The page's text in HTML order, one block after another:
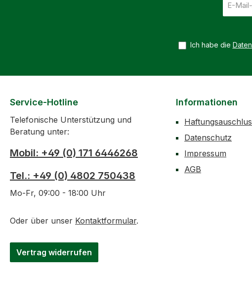
Mail-
Ich habe die
Service-Hotline
Telefonische Unterstützung und
Beratung unter:
Mobil: +49 (0) 171 6446268
Tel.: +49 (0) 4802 750438
Mo-Fr, 09:00 - 18:00 Uhr
Oder über unser Kontaktformular.
Vertrag widerrufen
Informationen
Datenschutz
Impressum
AGB